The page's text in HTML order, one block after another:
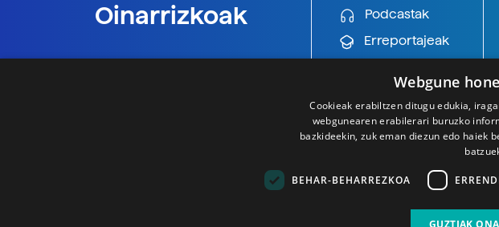
Oinarrizkoak
Podcastak
Erreportajeak
Webgune
Cookieak erabiltzen ditugu edukia,
webgunearen erabilerari buruzko
bazkideekin, zuk eman diezun edo haiek
BEHAR-BEHARREZKOA
GUZTIAK